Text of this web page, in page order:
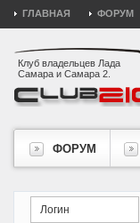
ГЛАВНАЯ ФОРУМ
Клуб владельцев Лада
Самара и Самара 2.
ФОРУМ